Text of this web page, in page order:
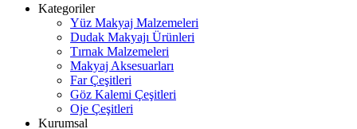
Kategoriler
Yüz Makyaj Malzemeleri
Dudak Makyajı Ürünleri
Tırnak Malzemeleri
Makyaj Aksesuarları
Far Çeşitleri
Göz Kalemi Çeşitleri
Oje Çeşitleri
Kurumsal